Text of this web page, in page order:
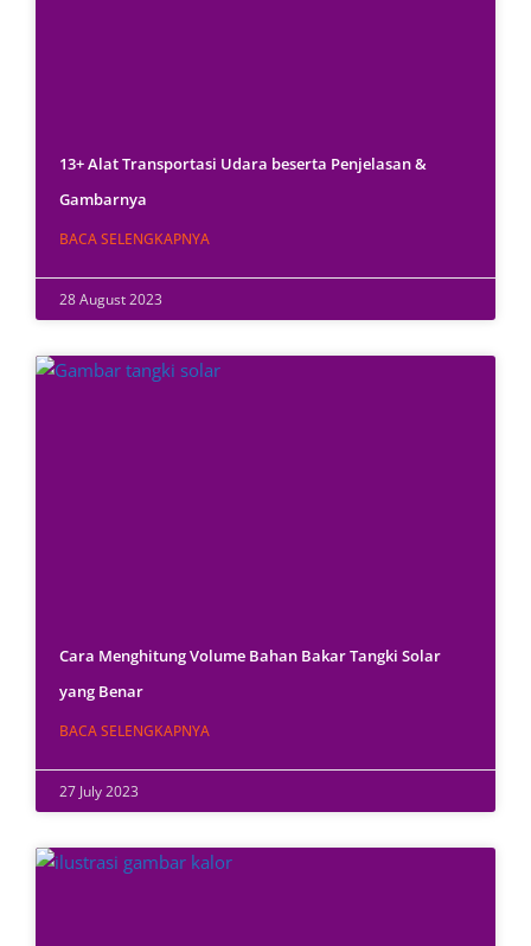
13+ Alat Transportasi Udara beserta Penjelasan &
Gambarnya
BACA SELENGKAPNYA
28 August 2023
Cara Menghitung Volume Bahan Bakar Tangki Solar
yang Benar
BACA SELENGKAPNYA
27 July 2023